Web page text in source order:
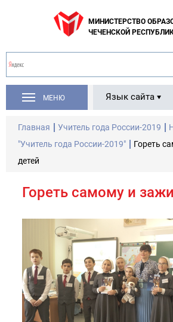
МИНИСТЕРСТВО
ЧЕЧЕНСКОЙ
МЕНЮ Язык сайта
Главная Учитель года России-2019
"Учитель года России-2019"
Гореть
детей
Гореть самому и